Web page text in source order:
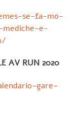
se-fa-mo-
e-
AV RUN 2020
gare-